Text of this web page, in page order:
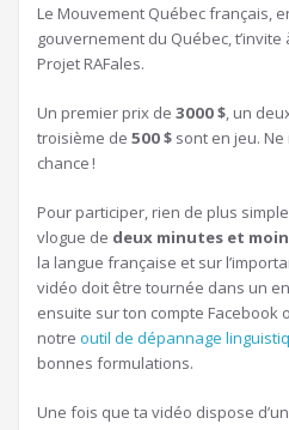
Le Mouvement Québec français,
gouvernement du Québec,
Projet RAFales.
Un premier prix de 3000 $, un
troisième de 500 $ sont en jeu.
chance !
Pour participer, rien de plus
vlogue de deux minutes et
la langue française et sur
vidéo doit être tournée dans un
ensuite sur ton compte Facebook
notre outil de dépannage
bonnes formulations.
Une fois que ta vidéo dispose